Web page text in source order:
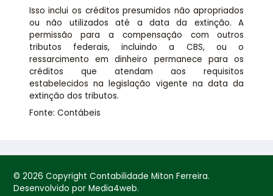
Isso inclui os créditos presumidos não apropriados
ou não utilizados até a data da extinção. A
permissão para a compensação com outros
tributos federais, incluindo a CBS, ou o
ressarcimento em dinheiro permanece para os
créditos que atendam aos requisitos
estabelecidos na legislação vigente na data da
extinção dos tributos.
Fonte: Contábeis
© 2026 Copyright Contabilidade Miton Ferreira.
Desenvolvido por Media4web.